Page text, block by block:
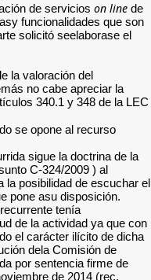
experiencia del
oferta música, sus
los aspectos sobre
No solo no
materialprobatorio,
infracción
QUINTO. El
Considera que la
STJUEde 12 de
apreciar que dicha
contenido de los
Considera también
plenoconocimiento
carácter previo se
actuación, en una
Propiedad
laAudiencia